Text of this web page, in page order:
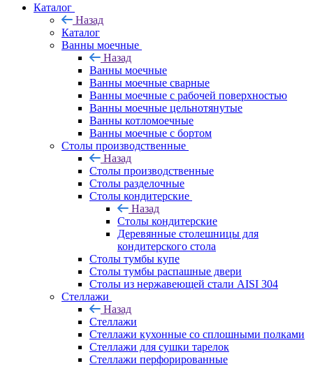
Каталог
Назад
Каталог
Ванны моечные
Назад
Ванны моечные
Ванны моечные сварные
Ванны моечные с рабочей поверхностью
Ванны моечные цельнотянутые
Ванны котломоечные
Ванны моечные с бортом
Столы производственные
Назад
Столы производственные
Столы разделочные
Столы кондитерские
Назад
Столы кондитерские
Деревянные столешницы для
кондитерского стола
Столы тумбы купе
Столы тумбы распашные двери
Столы из нержавеющей стали AISI 304
Стеллажи
Назад
Стеллажи
Стеллажи кухонные со сплошными полками
Стеллажи для сушки тарелок
Стеллажи перфорированные